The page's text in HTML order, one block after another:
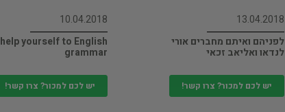
13.04.2018
לפניהם ואיתם מחברים אורי
לנדאו ואליאב זכאי
יש לכם למכור? צרו קשר!
10.04.2018
help yourself to English
grammar
יש לכם למכור? צרו קשר!